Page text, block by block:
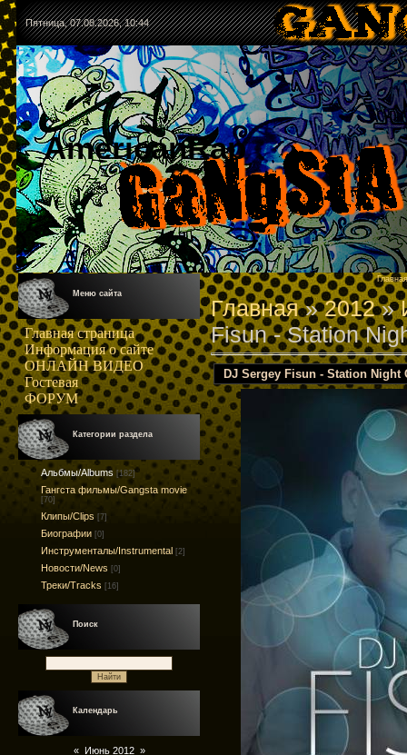
Пятница, 07.08.2026, 10:44
AmericanRap
Меню сайта
Главная страница
Информация о сайте
ОНЛАЙН ВИДЕО
Гостевая
ФОРУМ
Категории раздела
Альбмы/Albums [182]
Гангста фильмы/Gangsta movie
[70]
Клипы/Clips [7]
Биографии [0]
Инструменталы/Instrumental [2]
Новости/News [0]
Треки/Tracks [16]
Поиск
Календарь
« Июнь 2012 »
Главная
Главная»2012 »
Fisun - Station
DJ Sergey Fisun - Station Night